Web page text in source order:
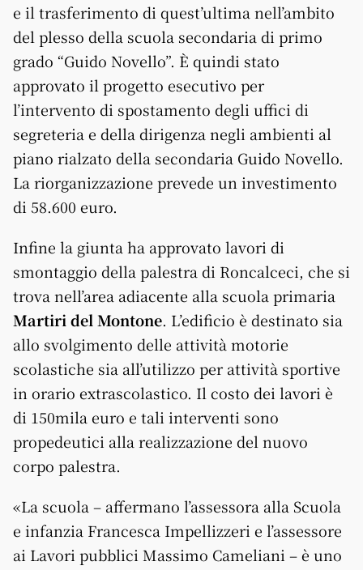
e il trasferimento di quest’ultima nell’ambito
del plesso della scuola secondaria di primo
grado “Guido Novello”. È quindi stato
approvato il progetto esecutivo per
l’intervento di spostamento degli uffici di
segreteria e della dirigenza negli ambienti al
piano rialzato della secondaria Guido Novello.
La riorganizzazione prevede un investimento
di 58.600 euro.
Infine la giunta ha approvato lavori di
smontaggio della palestra di Roncalceci, che si
trova nell’area adiacente alla scuola primaria
Martiri del Montone. L’edificio è destinato sia
allo svolgimento delle attività motorie
scolastiche sia all’utilizzo per attività sportive
in orario extrascolastico. Il costo dei lavori è
di 150mila euro e tali interventi sono
propedeutici alla realizzazione del nuovo
corpo palestra.
«La scuola – affermano l’assessora alla Scuola
e infanzia Francesca Impellizzeri e l’assessore
ai Lavori pubblici Massimo Cameliani – è uno